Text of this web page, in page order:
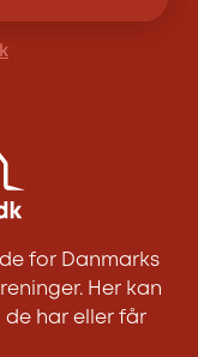
for Danmarks
Her kan
har eller får